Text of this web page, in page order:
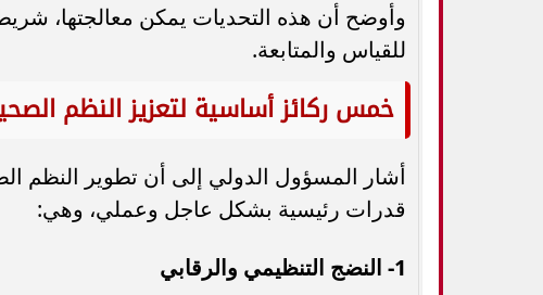
وأوضح أن هذه التحديات يمكن معالجتها،
للقياس والمتابعة.
خمس ركائز أساسية لتعزيز النظم
أشار المسؤول الدولي إلى أن تطوير النظم
قدرات رئيسية بشكل عاجل وعملي، وهي:
1- النضج التنظيمي والرقابي